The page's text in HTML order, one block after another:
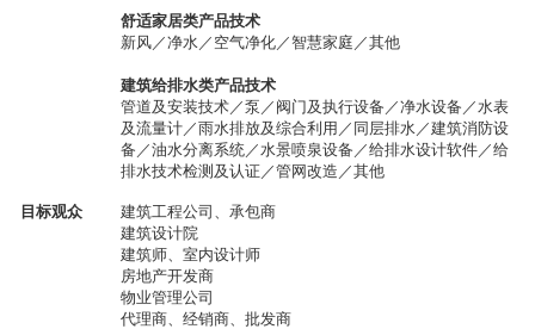
舒适家居类产品技术
新风／净水／空气净化／智慧家庭／其他
建筑给排水类产品技术
管道及安装技术／泵／阀门及执行设备／净水设备／水表
及流量计／雨水排放及综合利用／同层排水／建筑消防设
备／油水分离系统／水景喷泉设备／给排水设计软件／给
排水技术检测及认证／管网改造 ／其他
目标观众
建筑工程公司、承包商
建筑设计院
建筑师、室内设计师
房地产开发商
物业管理公司
代理商、经销商、批发商